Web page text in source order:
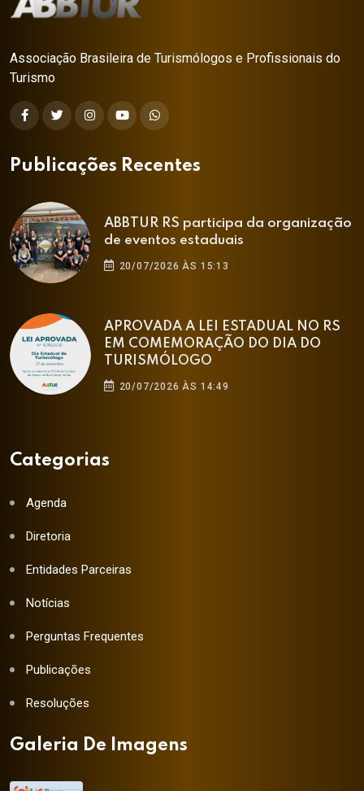
Associação Brasileira de Turismólogos e Profissionais do
Turismo
Publicações Recentes
ABBTUR RS participa da organização
de eventos estaduais
20/07/2026 ÀS 15:13
APROVADA A LEI ESTADUAL NO RS
EM COMEMORAÇÃO DO DIA DO
TURISMÓLOGO
20/07/2026 ÀS 14:49
Categorias
Agenda
Diretoria
Entidades Parceiras
Notícias
Perguntas Frequentes
Publicações
Resoluções
Galeria De Imagens